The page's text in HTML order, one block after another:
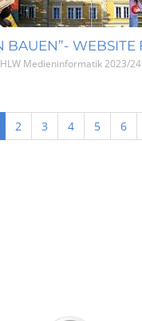
HLW Medieninformatik2023/24
2 3 4 5 6